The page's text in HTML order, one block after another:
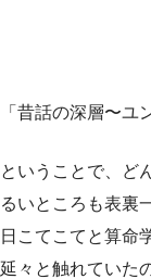
「昔話の深層〜
ということで、ど
るいところも表裏
日こてこてと算命
延々と触れていた